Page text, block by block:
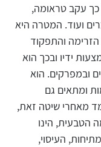
כך עקב טראומה,
ועוד. המטרה היא
והתפקוד
ידיו ובכך הוא
ובמפרקים. הוא
ומתאים גם
מאחרי שיטה זאת,
הטבעית, הינו
העיסוי,